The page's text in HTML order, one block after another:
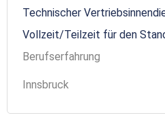
Technischer
Vollzeit/Teilzeit für den
Berufserfahrung
Innsbruck